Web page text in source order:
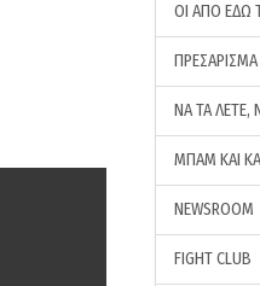
ΟΙ ΑΠΟ ΕΔΩ
ΠΡΕΣΑΡΙΣΜΑ
ΝΑ ΤΑ ΛΕΤΕ,
ΜΠΑΜ ΚΑΙ
NEWSROOM
FIGHT CLUB